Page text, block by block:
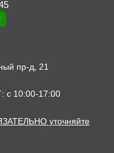
пр-д, 21
с 10:00-17:00
уточняйте